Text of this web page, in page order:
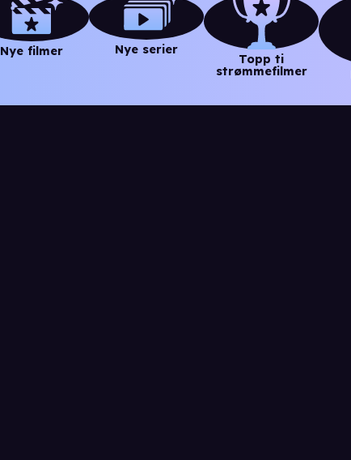
Nye filmer Nye serier
Topp ti
strømmefilmer